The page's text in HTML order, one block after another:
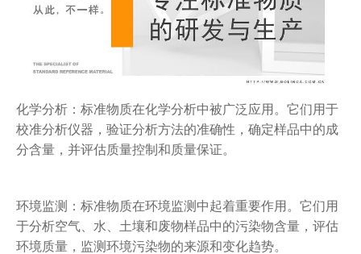
化学分析：标准物质在化学分析中被广泛应用。它们用于
校准分析仪器，验证分析方法的准确性，确定样品中的成
分含量，并评估质量控制和质量保证。
环境监测：标准物质在环境监测中起着重要作用。它们用
于分析空气、水、土壤和废物样品中的污染物含量，评估
环境质量，监测环境污染物的来源和变化趋势。